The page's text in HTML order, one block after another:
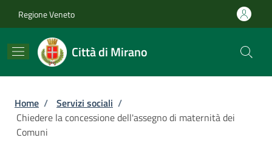
Regione Veneto
Città di Mirano
Briciole di pane
Home / Servizi sociali /
Chiedere la concessione dell'assegno di maternità dei
Comuni